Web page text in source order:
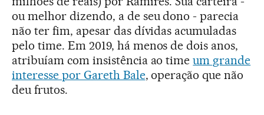
ou melhor dizendo, a de seu dono - parecia
não ter fim, apesar das dívidas acumuladas
pelo time. Em 2019, há menos de dois anos,
atribuíam com insistência ao timeum grande
interesse por Gareth Bale, operação que não
deu frutos.